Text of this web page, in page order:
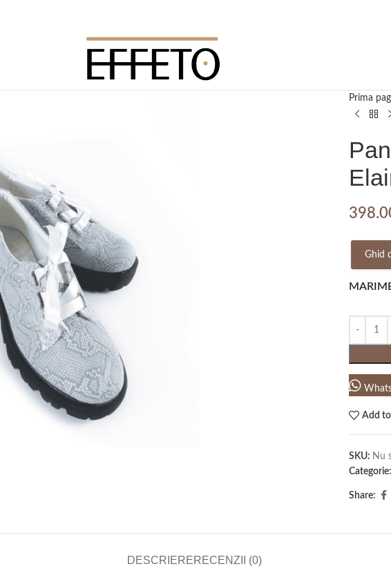
Prima
Ghid
Add
SKU: Nu
Categorie:
Share:
DESCRIERERECENZII (0)